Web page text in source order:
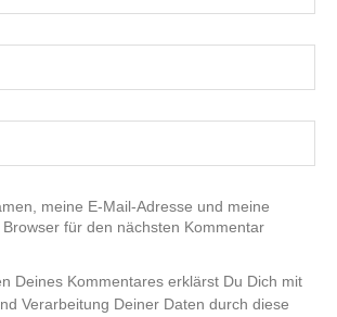
meine E-Mail-Adresse und meine
für den nächsten Kommentar
Deines Kommentares erklärst Du Dich mit
Verarbeitung Deiner Daten durch diese